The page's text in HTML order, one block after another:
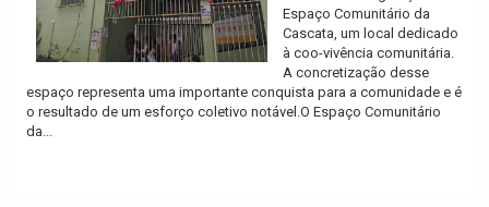
Espaço Comunitário da
Cascata, um local dedicado
à coo-vivência comunitária.
A concretização desse
espaço representa uma importante conquista para a comunidade e é
o resultado de um esforço coletivo notável.O Espaço Comunitário
da...